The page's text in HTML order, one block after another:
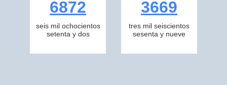
6872
seis mil ochocientos
setenta y dos
3669
tres mil seiscientos
sesenta y nueve